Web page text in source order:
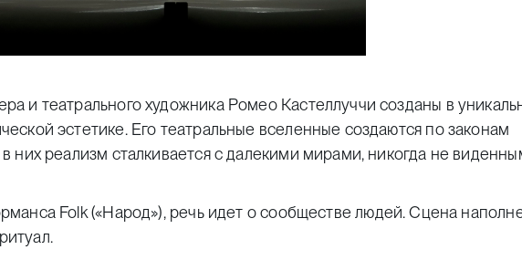
и театрального художника Ромео Кастеллуччи созданы в
эстетике. Его театральные вселенные создаются по законам
в них реализм сталкивается с далекими мирами, никогда не
Folk(«Народ»), речь идет о сообществе людей. Сцена